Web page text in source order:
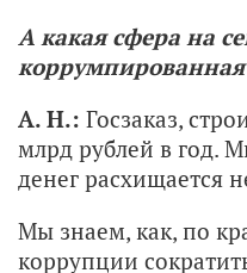
А какая сфера на
А. Н.: Госзаказ,
млрд рублей в год.
денег расхищается
Мы знаем, как, по
коррупции